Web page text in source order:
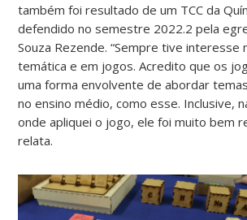
também foi resultado de um TCC da
defendido no semestre 2022.2 pela
Souza Rezende. “Sempre tive interesse
temática e em jogos. Acredito que os
uma forma envolvente de abordar
no ensino médio, como esse. Inclusive,
onde apliquei o jogo, ele foi muito bem
relata.